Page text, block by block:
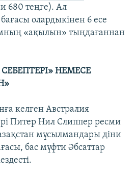
680 теңге). Ал
олардыкінен 6 есе
«ақылын» тыңдағаннан
СЕБЕПТЕРІ» НЕМЕСЕ
келген Австралия
Питер Нил Слиппер ресми
мұсылмандары діни
бас мүфти Әбсаттар